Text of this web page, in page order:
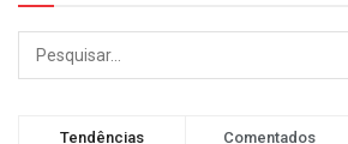
Tendências Comentados